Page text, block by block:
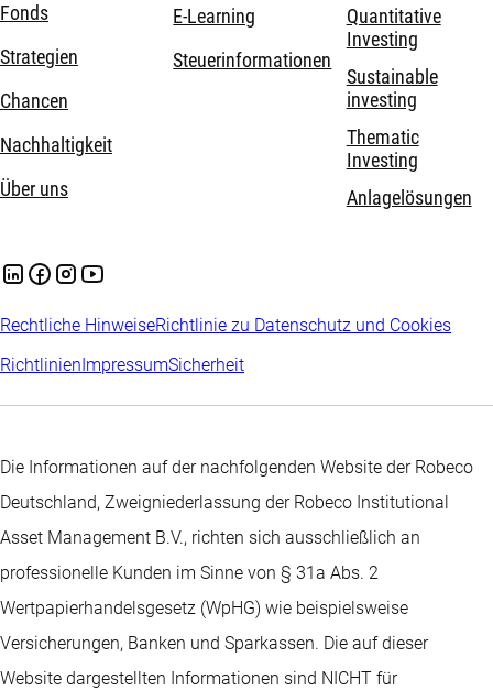
Fonds
Strategien
Chancen
Nachhaltigkeit
Über uns
E-Learning
Steuerinformationen
Quantitative
Investing
Sustainable
investing
Thematic
Investing
Anlagelösungen
Rechtliche HinweiseRichtlinie zu Datenschutz und Cookies
RichtlinienImpressumSicherheit
Die Informationen auf der nachfolgenden Website der Robeco
Deutschland, Zweigniederlassung der Robeco Institutional
Asset Management B.V., richten sich ausschließlich an
professionelle Kunden im Sinne von § 31a Abs. 2
Wertpapierhandelsgesetz (WpHG) wie beispielsweise
Versicherungen, Banken und Sparkassen. Die auf dieser
Website dargestellten Informationen sind NICHT für